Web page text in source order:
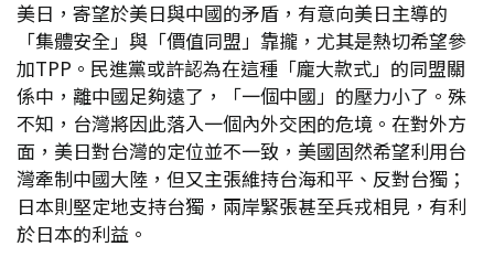
美日，寄望於美日與中國的矛盾，有意向美日主導的
「集體安全」與「價值同盟」靠攏，尤其是熱切希望參
加TPP。民進黨或許認為在這種「龐大款式」的同盟關
係中，離中國足夠遠了，「一個中國」的壓力小了。殊
不知，台灣將因此落入一個內外交困的危境。在對外方
面，美日對台灣的定位並不一致，美國固然希望利用台
灣牽制中國大陸，但又主張維持台海和平、反對台獨；
日本則堅定地支持台獨，兩岸緊張甚至兵戎相見，有利
於日本的利益。